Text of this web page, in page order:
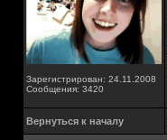
Зарегистрирован: 24.11.2008
Сообщения: 3420
Вернуться к началу